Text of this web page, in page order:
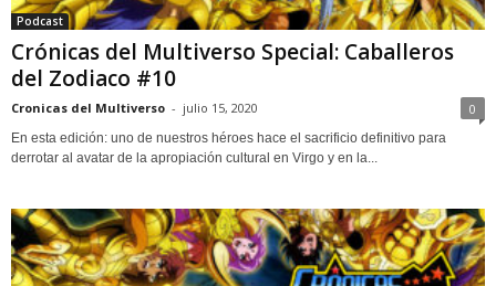
Podcast
Crónicas del Multiverso Special: Caballeros
del Zodiaco #10
Cronicas del Multiverso - julio 15, 2020 0
En esta edición: uno de nuestros héroes hace el sacrificio definitivo para
derrotar al avatar de la apropiación cultural en Virgo y en la...